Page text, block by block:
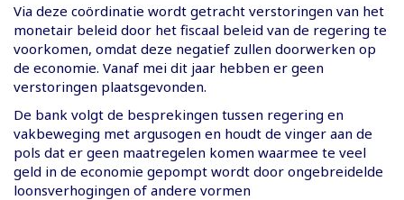
Via deze coördinatie wordt getracht verstoringen van het
monetair beleid door het fiscaal beleid van de regering te
voorkomen, omdat deze negatief zullen doorwerken op
de economie. Vanaf mei dit jaar hebben er geen
verstoringen plaatsgevonden.
De bank volgt de besprekingen tussen regering en
vakbeweging met argusogen en houdt de vinger aan de
pols dat er geen maatregelen komen waarmee te veel
geld in de economie gepompt wordt door ongebreidelde
loonsverhogingen of andere vormen